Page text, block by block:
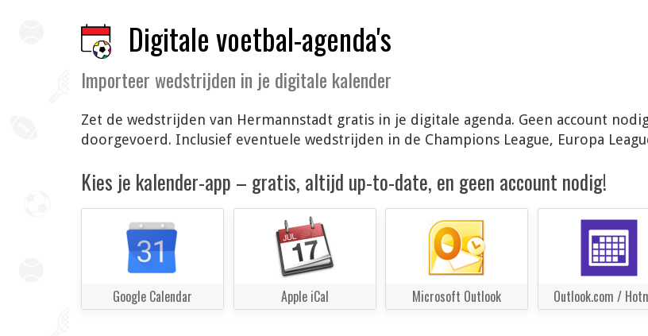
Digitale voetbal-agenda's
Importeer wedstrijden in je digitale kalender
Zet de wedstrijden van Hermannstadt gratis in je digitale agenda. Geen account
doorgevoerd. Inclusief eventuele wedstrijden in de Champions League, Europa
Kies je kalender-app – gratis, altijd up-to-date, en geen account nodig!
Google Calendar Apple iCal Microsoft Outlook Outlook.com /